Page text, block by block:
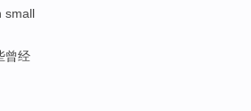
small
曾经